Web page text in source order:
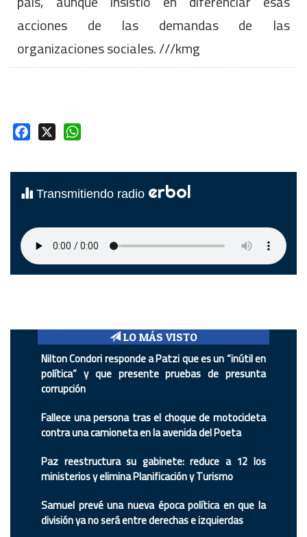
acciones de las demandas de las
organizaciones sociales. ///kmg
Facebook
Transmitiendo radio erbol
LO MÁS VISTO
Nilton Condori responde a Patzi que es un “inútil en
política” y que presente pruebas de presunta
corrupción
Fallece una persona tras el choque de motocicleta
contra una camioneta en la avenida del Poeta
Paz reestructura su gabinete: reduce a 12 los
ministerios y elimina Planificación y Turismo
Samuel prevé una nueva época política en que la
división ya no será entre derechas e izquierdas